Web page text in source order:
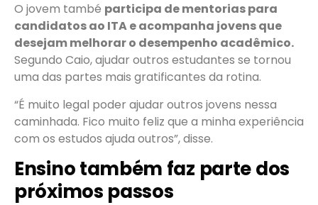
O jovem també participa de mentorias para
candidatos ao ITA e acompanha jovens que
desejam melhorar o desempenho acadêmico.
Segundo Caio, ajudar outros estudantes se tornou
uma das partes mais gratificantes da rotina.
“É muito legal poder ajudar outros jovens nessa
caminhada. Fico muito feliz que a minha experiência
com os estudos ajuda outros”, disse.
Ensino também faz parte dos
próximos passos